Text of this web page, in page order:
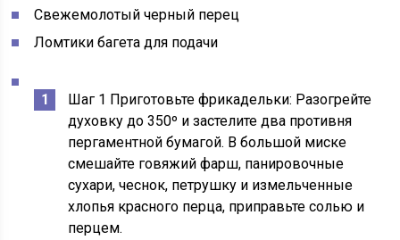
Свежемолотый черный перец
Ломтики багета для подачи
Шаг 1 Приготовьте фрикадельки: Разогрейте
духовку до 350º и застелите два противня
пергаментной бумагой. В большой миске
смешайте говяжий фарш, панировочные
сухари, чеснок, петрушку и измельченные
хлопья красного перца, приправьте солью и
перцем.